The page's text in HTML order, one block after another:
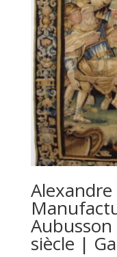
Alexandre
siècle |